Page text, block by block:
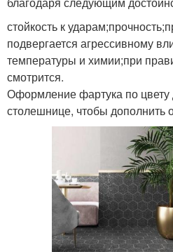
стойкость к
подвергается агрессивному
температуры и химии;при
смотрится.
Оформление фартука по
столешнице, чтобы дополнить